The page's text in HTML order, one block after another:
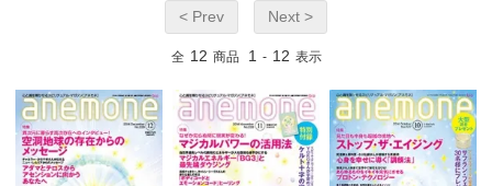
< Prev Next >
全 12 商品 1 - 12 表示